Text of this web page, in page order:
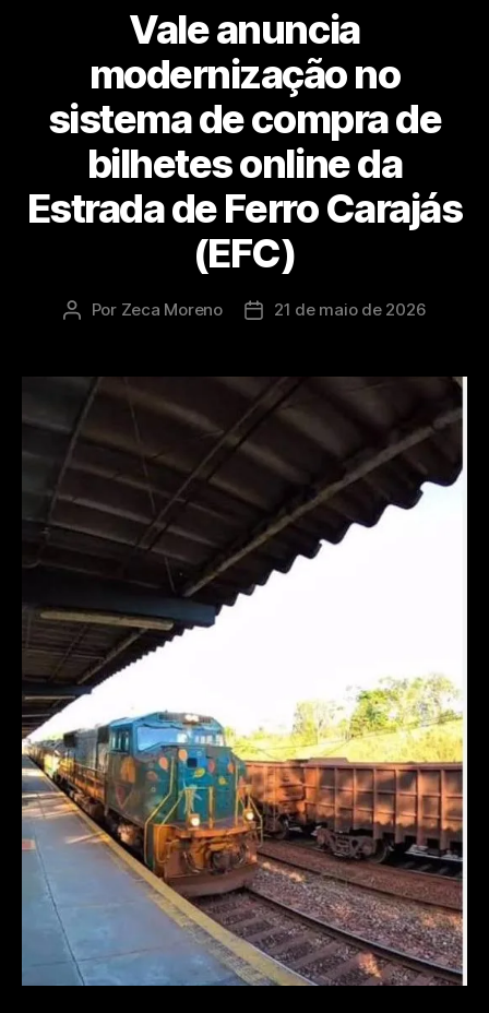
Vale anuncia
modernização no
sistema de compra de
bilhetes online da
Estrada de Ferro Carajás
(EFC)
Por Zeca Moreno 21 de maio de 2026